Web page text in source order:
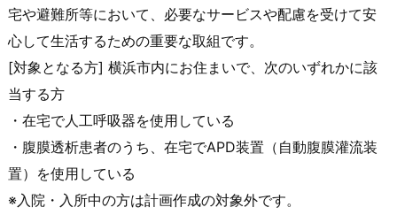
宅や避難所等において、必要なサービスや配慮を受けて安
心して生活するための重要な取組です。
[対象となる方] 横浜市内にお住まいで、次のいずれかに該
当する方
・在宅で人工呼吸器を使用している
・腹膜透析患者のうち、在宅でAPD装置（自動腹膜灌流装
置）を使用している
※入院・入所中の方は計画作成の対象外です。